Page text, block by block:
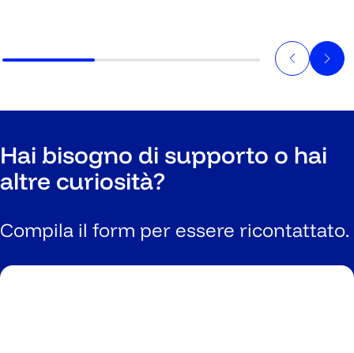
Hai bisogno di supporto o hai
altre curiosità?
Compila il form per essere ricontattato.